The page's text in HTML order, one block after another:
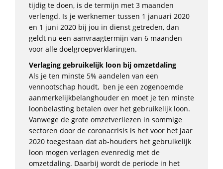
tijdig te doen, is de termijn met 3 maanden
verlengd. Is je werknemer tussen 1 januari 2020
en 1 juni 2020 bij jou in dienst getreden, dan
geldt nu een aanvraagtermijn van 6 maanden
voor alle doelgroepverklaringen.
Verlaging gebruikelijk loon bij omzetdaling
Als je ten minste 5% aandelen van een
vennootschap houdt, ben je een zogenoemde
aanmerkelijkbelanghouder en moet je ten minste
loonbelasting betalen over het gebruikelijk loon.
Vanwege de grote omzetverliezen in sommige
sectoren door de coronacrisis is het voor het jaar
2020 toegestaan dat ab-houders het gebruikelijk
loon mogen verlagen evenredig met de
omzetdaling. Daarbij wordt de periode in het